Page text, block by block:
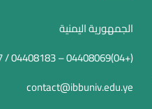
الجمهورية اليمنية
(+04)04408069 – 04408183 / 00967
contact@ibbuniv.edu.ye